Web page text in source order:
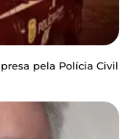
pela Polícia Civil